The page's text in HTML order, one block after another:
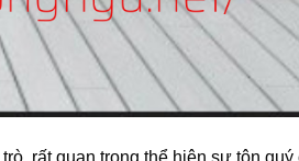
rất quan trọng thể hiện sự tôn quý